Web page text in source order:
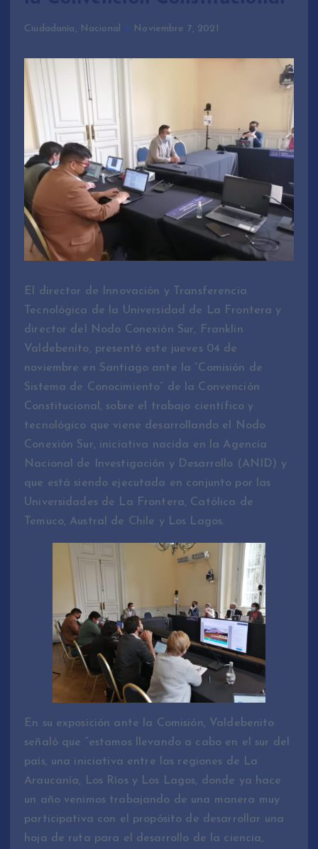
Ciudadanía , Nacional Noviembre 7, 2021
El director de Innovación y Transferencia
Tecnológica de la Universidad de La Frontera y
director del Nodo Conexión Sur, Franklin
Valdebenito, presentó este jueves 04 de
noviembre en Santiago ante la “Comisión de
Sistema de Conocimiento” de la Convención
Constitucional, sobre el trabajo científico y
tecnológico que viene desarrollando el Nodo
Conexión Sur, iniciativa nacida en la Agencia
Nacional de Investigación y Desarrollo (ANID) y
que está siendo ejecutada en conjunto por las
Universidades de La Frontera, Católica de
Temuco, Austral de Chile y Los Lagos.
En su exposición ante la Comisión, Valdebenito
señaló que “estamos llevando a cabo en el sur del
país, una iniciativa entre las regiones de La
Araucanía, Los Ríos y Los Lagos, donde ya hace
un año venimos trabajando de una manera muy
participativa con el propósito de desarrollar una
hoja de ruta para el desarrollo de la ciencia,